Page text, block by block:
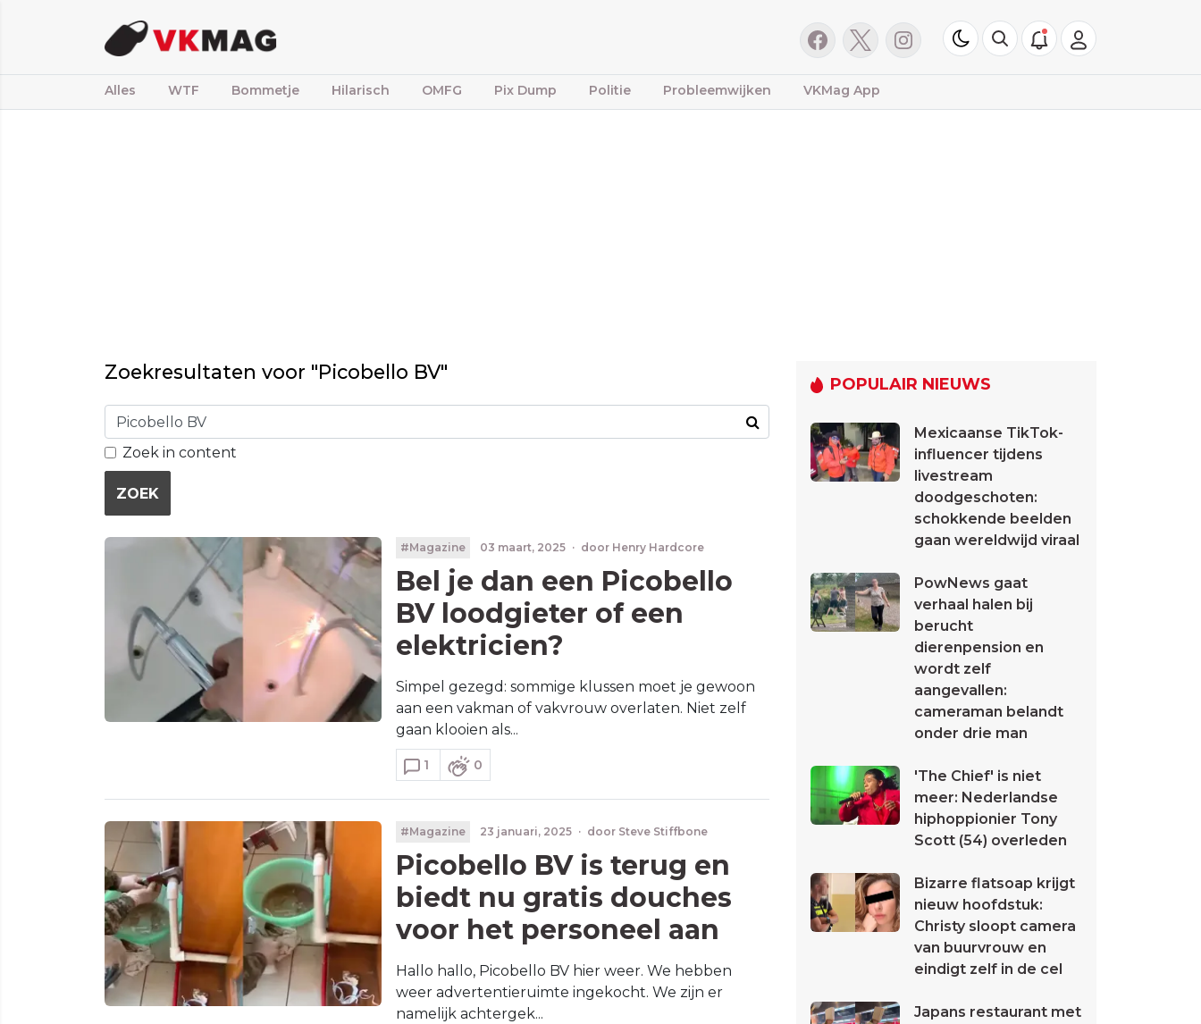
Alles WTF Bommetje Hilarisch OMFG Pix Dump Politie Probleemwijken VKMag App
Zoekresultaten voor "Picobello BV"
Zoek in content
ZOEK
#Magazine 03 maart, 2025 · door Henry Hardcore
Bel je dan een Picobello
BV loodgieter of een
elektricien?
Simpel gezegd: sommige klussen moet je gewoon
aan een vakman of vakvrouw overlaten. Niet zelf
gaan klooien als...
1 0
#Magazine 23 januari, 2025 · door Steve Stiffbone
Picobello BV is terug en
biedt nu gratis douches
voor het personeel aan
Hallo hallo, Picobello BV hier weer. We hebben
weer advertentieruimte ingekocht. We zijn er
namelijk achtergek...
POPULAIR NIEUWS
Mexicaanse TikTok-
influencer tijdens
livestream
doodgeschoten:
schokkende beelden
gaan wereldwijd viraal
PowNews gaat
verhaal halen bij
berucht
dierenpension en
wordt zelf
aangevallen:
cameraman belandt
onder drie man
'The Chief' is niet
meer: Nederlandse
hiphoppionier Tony
Scott (54) overleden
Bizarre flatsoap krijgt
nieuw hoofdstuk:
Christy sloopt camera
van buurvrouw en
eindigt zelf in de cel
Japans restaurant met